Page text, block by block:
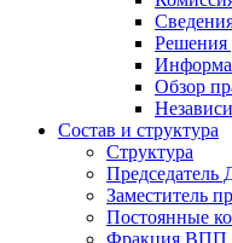
Решения
Обзор
Состав и структура
Структура
Председатель
Заместитель
Постоянные
Фракция ВПП